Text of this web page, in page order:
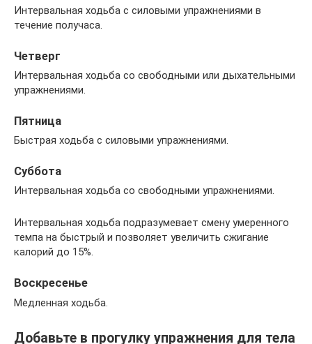
Интервальная ходьба с силовыми упражнениями в
течение получаса.
Четверг
Интервальная ходьба со свободными или дыхательными
упражнениями.
Пятница
Быстрая ходьба с силовыми упражнениями.
Суббота
Интервальная ходьба со свободными упражнениями.
Интервальная ходьба подразумевает смену умеренного
темпа на быстрый и позволяет увеличить сжигание
калорий до 15%.
Воскресенье
Медленная ходьба.
Добавьте в прогулку упражнения для тела